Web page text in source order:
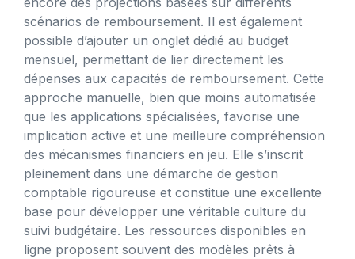
scénarios de remboursement. Il est également
possible d’ajouter un onglet dédié au budget
mensuel, permettant de lier directement les
dépenses aux capacités de remboursement. Cette
approche manuelle, bien que moins automatisée
que les applications spécialisées, favorise une
implication active et une meilleure compréhension
des mécanismes financiers en jeu. Elle s’inscrit
pleinement dans une démarche de gestion
comptable rigoureuse et constitue une excellente
base pour développer une véritable culture du
suivi budgétaire. Les ressources disponibles en
ligne proposent souvent des modèles prêts à